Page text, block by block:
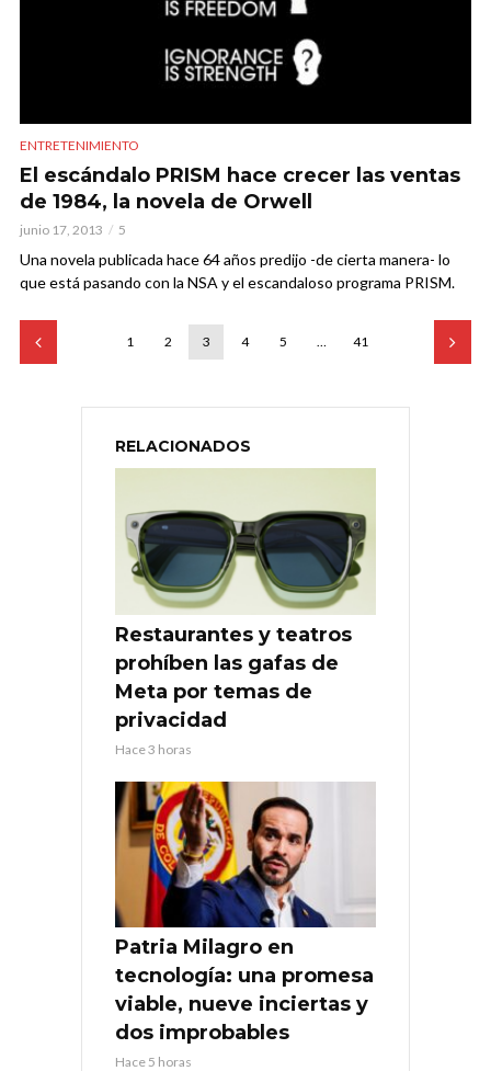
ENTRETENIMIENTO
El escándalo PRISM hace crecer las ventas
de 1984, la novela de Orwell
junio 17, 2013 5
Una novela publicada hace 64 años predijo -de cierta manera- lo
que está pasando con la NSA y el escandaloso programa PRISM.
1 2 3 4 5 … 41
RELACIONADOS
Restaurantes y teatros
prohíben las gafas de
Meta por temas de
privacidad
Hace 3 horas
Patria Milagro en
tecnología: una promesa
viable, nueve inciertas y
dos improbables
Hace 5 horas